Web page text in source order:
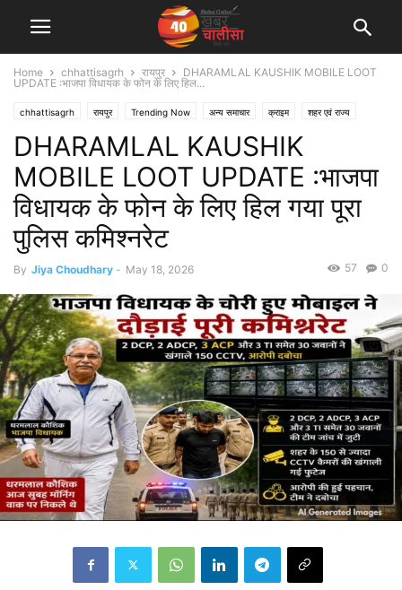
Home chhattisagrh रायपुर
DHARAMLAL KAUSHIK MOBILE LOOT
UPDATE :भाजपा विधायक के फोन के लिए हिल...
chhattisagrh रायपुर Trending Now अन्य समाचार क्राइम शहर एवं राज्य
DHARAMLAL KAUSHIK
MOBILE LOOT UPDATE :भाजपा
विधायक के फोन के लिए हिल गया पूरा
पुलिस कमिश्नरेट
By Jiya Choudhary - May 18, 2026 0
57